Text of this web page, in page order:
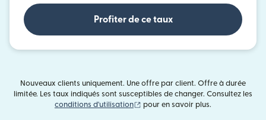
Profiter de ce taux
Nouveaux clients uniquement. Une offre par client. Offre à durée
limitée. Les taux indiqués sont susceptibles de changer. Consultez les
conditions d'utilisation
(s'ouvre dans une nouvelle fenêtre)
pour en savoir plus.